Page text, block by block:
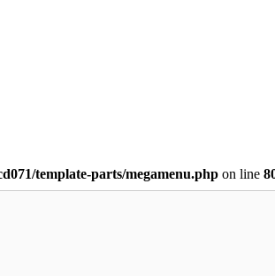
template-parts/megamenu.php on line
りましたら、こちらのフォームにご記入ください。折